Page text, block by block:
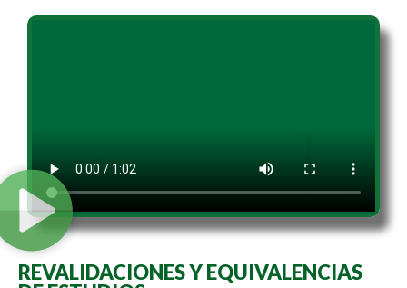
REVALIDACIONES Y EQUIVALENCIAS